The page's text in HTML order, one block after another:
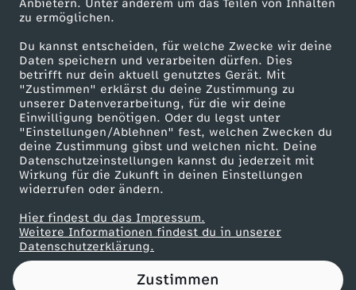
Anbietern. Unter anderem um das Teilen von Inhalten
zu ermöglichen.
Du kannst entscheiden, für welche Zwecke wir deine
Daten speichern und verarbeiten dürfen. Dies
betrifft nur dein aktuell genutztes Gerät. Mit
"Zustimmen" erklärst du deine Zustimmung zu
unserer Datenverarbeitung, für die wir deine
Einwilligung benötigen. Oder du legst unter
"Einstellungen/Ablehnen" fest, welchen Zwecken du
deine Zustimmung gibst und welchen nicht. Deine
Datenschutzeinstellungen kannst du jederzeit mit
Wirkung für die Zukunft in deinen Einstellungen
widerrufen oder ändern.
Hier findest du das Impressum.
Weitere Informationen findest du in unserer
Datenschutzerklärung.
Zustimmen
E
r
s
t
e
S
c
Karriere
ZDF goes Schule
Werbefernsehen
Mainzelmännchen
Partner